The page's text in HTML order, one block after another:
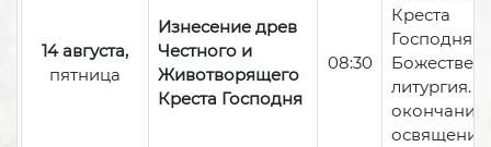
14 августа,
пятница
Изнесение древ
Честного и
Животворящего
Креста Господня
08:30
Креста
Господня,
литургия.
окончании
освящение